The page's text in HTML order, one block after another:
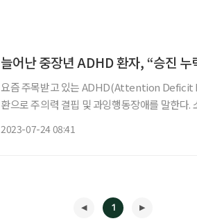
늘어난 중장년 ADHD 환자, “승진 누
요즘 주목받고 있는 ADHD(Attention
환으로 주의력 결핍 및 과잉행동장애를 말한다
2023-07-24 08:41
1